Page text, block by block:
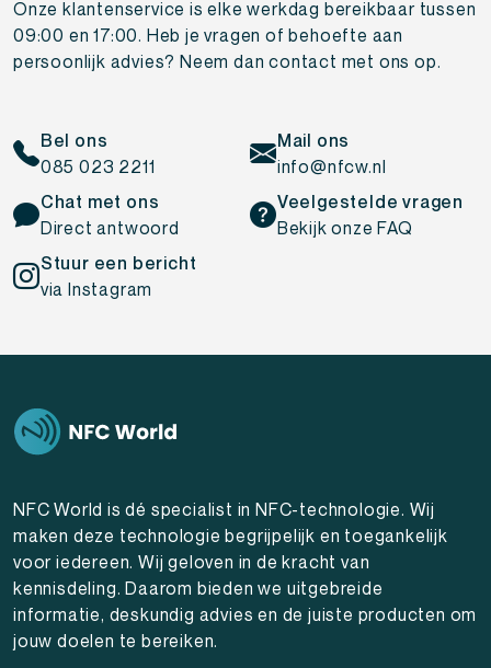
Onze klantenservice is elke werkdag bereikbaar tussen
09:00 en 17:00. Heb je vragen of behoefte aan
persoonlijk advies? Neem dan contact met ons op.
Bel ons
085 023 2211
Mail ons
info@nfcw.nl
Chat met ons
Direct antwoord
Veelgestelde vragen
Bekijk onze FAQ
Stuur een bericht
via Instagram
NFC World is dé specialist in NFC-technologie. Wij
maken deze technologie begrijpelijk en toegankelijk
voor iedereen. Wij geloven in de kracht van
kennisdeling. Daarom bieden we uitgebreide
informatie, deskundig advies en de juiste producten om
jouw doelen te bereiken.